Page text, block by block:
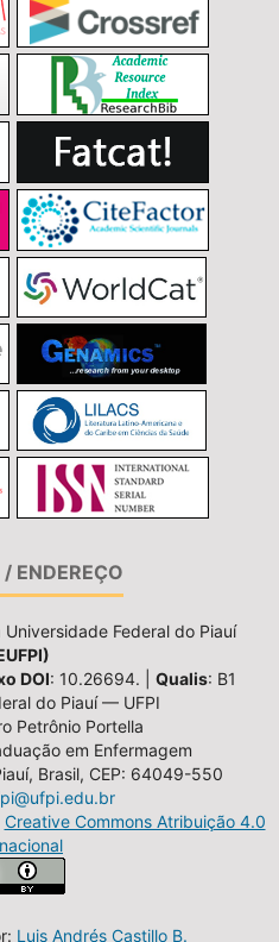
ENDEREÇO
Federal do Piauí
DOI: 10.26694. | Qualis: B1
do Piauí — UFPI
Petrônio Portella
em Enfermagem
Brasil, CEP: 64049-550
Creative Commons Atribuição 4.0
Luis Andrés Castillo B.